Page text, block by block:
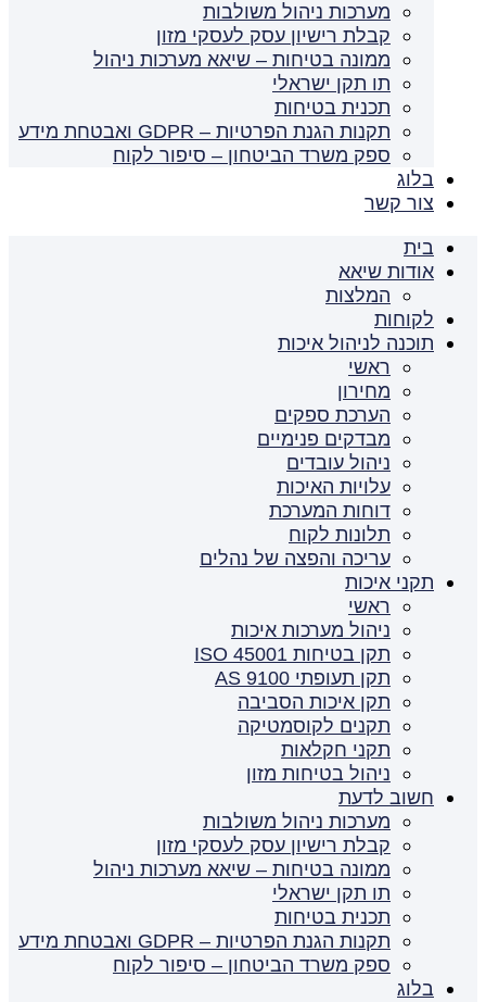
מערכות ניהול משולבות
קבלת רישיון עסק לעסקי מזון
ממונה בטיחות – שיאא מערכות ניהול
תו תקן ישראלי
תכנית בטיחות
תקנות הגנת הפרטיות – GDPR ואבטחת מידע
ספק משרד הביטחון – סיפור לקוח
בלוג
צור קשר
בית
אודות שיאא
המלצות
לקוחות
תוכנה לניהול איכות
ראשי
מחירון
הערכת ספקים
מבדקים פנימיים
ניהול עובדים
עלויות האיכות
דוחות המערכת
תלונות לקוח
עריכה והפצה של נהלים
תקני איכות
ראשי
ניהול מערכות איכות
תקן בטיחות ISO 45001
תקן תעופתי AS 9100
תקן איכות הסביבה
תקנים לקוסמטיקה
תקני חקלאות
ניהול בטיחות מזון
חשוב לדעת
מערכות ניהול משולבות
קבלת רישיון עסק לעסקי מזון
ממונה בטיחות – שיאא מערכות ניהול
תו תקן ישראלי
תכנית בטיחות
תקנות הגנת הפרטיות – GDPR ואבטחת מידע
ספק משרד הביטחון – סיפור לקוח
בלוג